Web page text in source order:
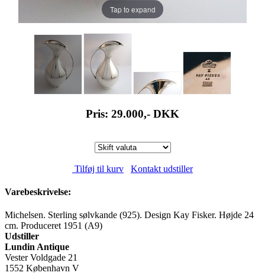
Tap to expand
Pris: 29.000,- DKK
Tilføj til kurv Kontakt udstiller
Varebeskrivelse:
Michelsen. Sterling sølvkande (925). Design Kay Fisker. Højde 24
cm. Produceret 1951 (A9)
Udstiller
Lundin Antique
Vester Voldgade 21
1552 København V